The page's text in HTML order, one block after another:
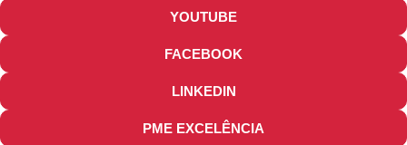
YOUTUBE
FACEBOOK
LINKEDIN
PME EXCELÊNCIA